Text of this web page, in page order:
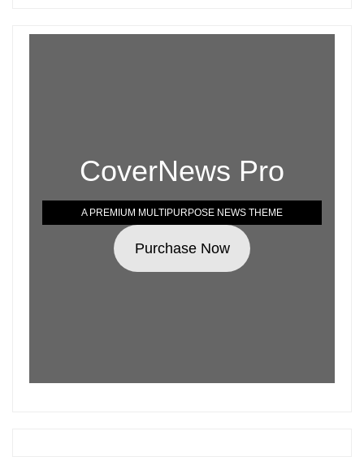
CoverNews Pro
A PREMIUM MULTIPURPOSE NEWS THEME
Purchase Now